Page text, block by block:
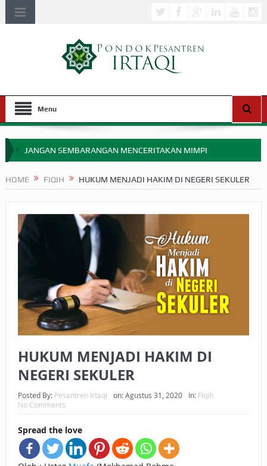
Menu
JANGAN SEMBARANGAN MENCERITAKAN MIMPI
APA HUKUM MEMPERCEPAT PEMBAYARAN ZAKAT
SEBELUM TIBA SAAT WAJIB?
HAKIKAT NIKMAT DI DUNIA!
BAGAIMANA CARA MEMBAYAR ZAKAT UANG?
UANG HARAM BISA MENJADI HALAL JIKA SEBAB
KEPEMILIKANNYA BERUBAH
ISTIDLAL BATIL VS ISTIDLAL SYAR’I
BAHASA CINTA KARENA ALLAH
HUKUM MEMBAYAR ZAKAT DENGAN CARA MENGANGSUR
HOME FIQIH HUKUM MENJADI HAKIM DI NEGERI SEKULER
HUKUM MENJADI HAKIM DI
NEGERI SEKULER
Posted By: Pesantren Irtaqi on:Agustus 31, 2020 In: Fiqih
No Comments
Spread the love